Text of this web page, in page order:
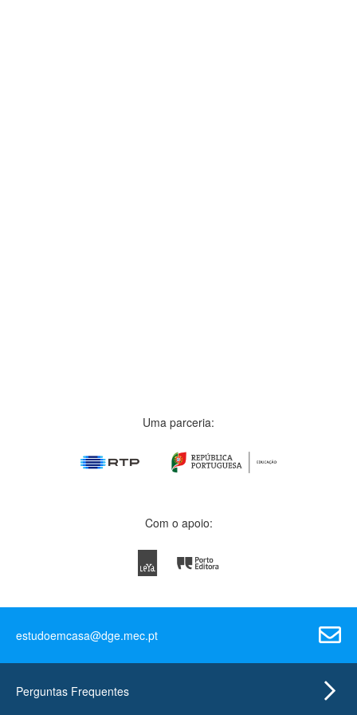
Uma parceria:
Com o apoio:
estudoemcasa@dge.mec.pt
Perguntas Frequentes